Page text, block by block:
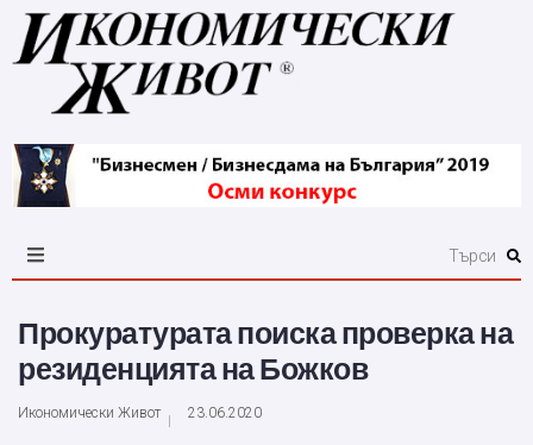
Прокуратурата поиска проверка на
резиденцията на Божков
Икономически Живот 23.06.2020